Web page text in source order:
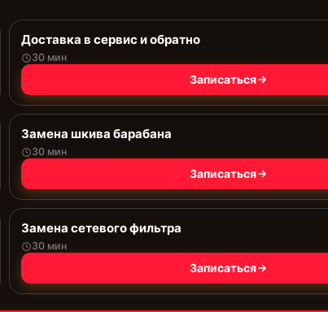
Доставка в сервис и обратно
30 мин
Записаться
Замена шкива барабана
30 мин
Записаться
Замена сетевого фильтра
30 мин
Записаться